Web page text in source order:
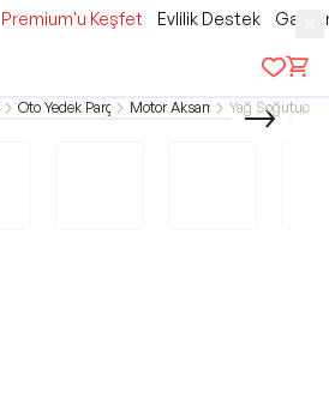
Premium'u Keşfet Evlilik Destek
Oto Yedek Parça Motor Aksamı Yağ Soğutucu